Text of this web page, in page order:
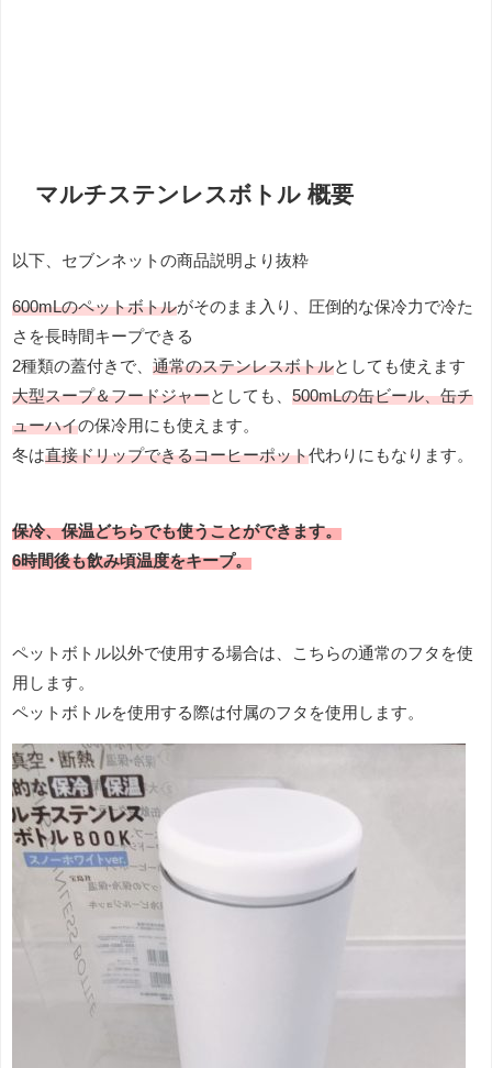
マルチステンレスボトル 概要
以下、セブンネットの商品説明より抜粋
600mLのペットボトルがそのまま入り、圧倒的な保冷力で冷た
さを長時間キープできる
2種類の蓋付きで、 通常のステンレスボトルとしても使えます
大型スープ＆フードジャーとしても、 500mLの缶ビール、缶チ
ューハイの保冷用にも使えます。
冬は直接ドリップできるコーヒーポット代わりにもなります。
保冷、保温どちらでも使うことができます。
6時間後も飲み頃温度をキープ。
ペットボトル以外で使用する場合は、こちらの通常のフタを使
用します。
ペットボトルを使用する際は付属のフタを使用します。